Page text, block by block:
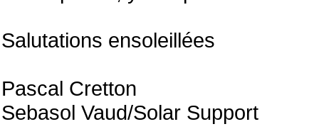
Salutations ensoleillées
Pascal Cretton
Sebasol Vaud/Solar Support